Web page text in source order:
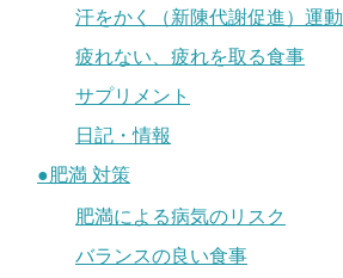
汗をかく（新陳代謝促進）運動
疲れない、疲れを取る食事
サプリメント
日記・情報
●肥満 対策
肥満による病気のリスク
バランスの良い食事